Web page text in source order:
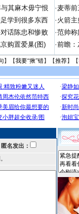
其麻木毋宁恨
学到很多东西
话陈忠和惨败
购置爱巢(图)
·麦蒂
·火箭
·范帅
·前瞻
】【我要“揪”错】【推荐】
匿名发出：